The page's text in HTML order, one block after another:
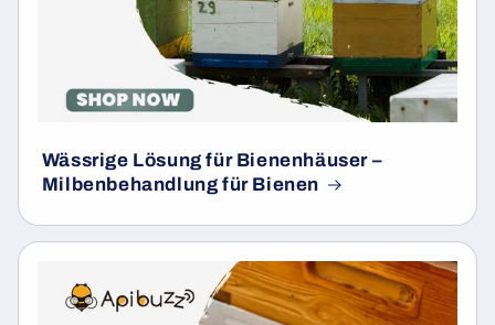
Wässrige Lösung für Bienenhäuser –
Milbenbehandlung für Bienen